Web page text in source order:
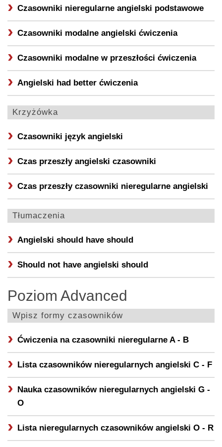
Czasowniki nieregularne angielski podstawowe
Czasowniki modalne angielski ćwiczenia
Czasowniki modalne w przeszłości ćwiczenia
Angielski had better ćwiczenia
Krzyżówka
Czasowniki język angielski
Czas przeszły angielski czasowniki
Czas przeszły czasowniki nieregularne angielski
Tłumaczenia
Angielski should have should
Should not have angielski should
Poziom Advanced
Wpisz formy czasowników
Ćwiczenia na czasowniki nieregularne A - B
Lista czasowników nieregularnych angielski C - F
Nauka czasowników nieregularnych angielski G -
O
Lista nieregularnych czasowników angielski O - R